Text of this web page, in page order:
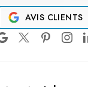
AVIS CLIENTS